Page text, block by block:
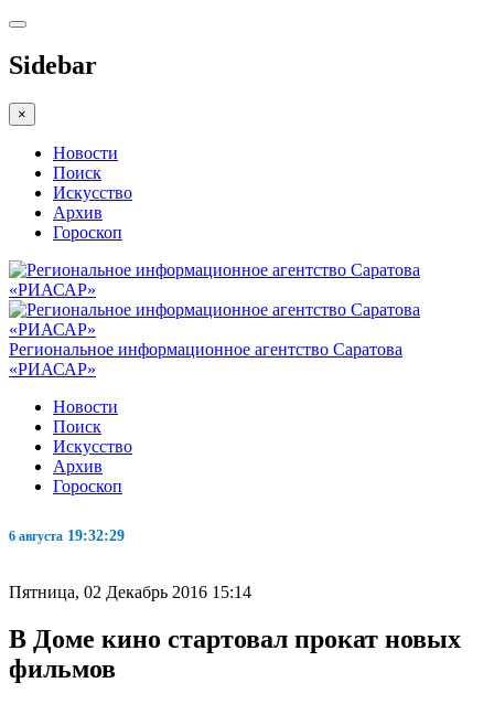
Sidebar
×
Новости
Поиск
Искусство
Архив
Гороскоп
Региональное информационное агентство Саратова
«РИАСАР»
Новости
Поиск
Искусство
Архив
Гороскоп
6 августа 19:32:29
Пятница, 02 Декабрь 2016 15:14
В Доме кино стартовал прокат новых
фильмов